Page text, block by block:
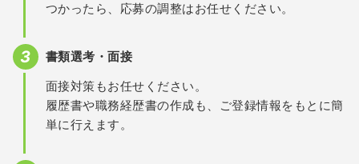
つかったら、応募の調整はお任せください。
書類選考・面接
面接対策もお任せください。
履歴書や職務経歴書の作成も、ご登録情報をもとに簡
単に行えます。